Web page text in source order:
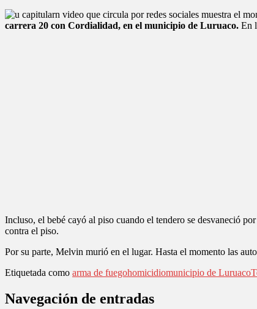
n video que circula por redes sociales muestra el
carrera 20 con Cordialidad, en el municipio de Luruaco. En
Incluso, el bebé cayó al piso cuando el tendero se desvaneció
contra el piso.
Por su parte, Melvin murió en el lugar. Hasta el momento las
Etiquetada como arma de fuegohomicidiomunicipio de Luruaco
Navegación de entradas